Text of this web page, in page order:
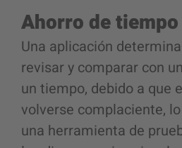
Ahorro de tiempo
Una aplicación
revisar y comparar con
un tiempo, debido a que
volverse complaciente,
una herramienta de